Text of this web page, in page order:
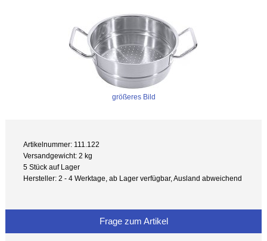
größeres Bild
Artikelnummer: 111.122
Versandgewicht: 2 kg
5 Stück auf Lager
Hersteller: 2 - 4 Werktage, ab Lager verfügbar, Ausland abweichend
Frage zum Artikel